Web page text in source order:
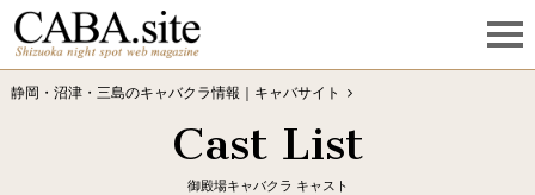
静岡・沼津・三島のキャバクラ情報｜キャバサイト
沼津/三島/富士/御殿場/熱海/伊豆・伊東
御殿場キャバクラのキャスト
Cast List
御殿場キャバクラ キャスト